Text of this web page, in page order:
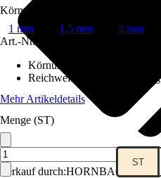
Verkauf durch:HORNBACH
Körnung
1 mm
1,5 mm
2 mm
Art.-Nr.
Körnung
Reichweite (ca.)
0,625 m²/kg
Mehr Artikeldetails
Menge (ST)
ST